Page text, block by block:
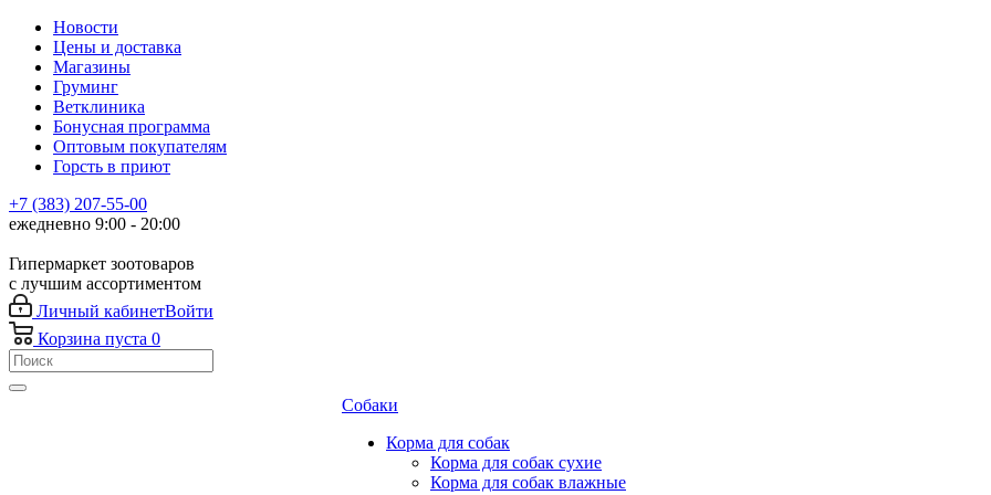
Новости
Цены и доставка
Магазины
Груминг
Ветклиника
Бонусная программа
Оптовым покупателям
Горсть в приют
+7 (383) 207-55-00
ежедневно 9:00 - 20:00
Гипермаркет зоотоваров
с лучшим ассортиментом
Личный кабинетВойти
Корзина пуста 0
Собаки
Корма для собак
Корма для собак сухие
Корма для собак влажные